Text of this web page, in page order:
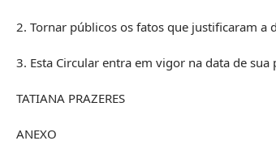
2. Tornar públicos os fatos que justificaram a
3. Esta Circular entra em vigor na data de
TATIANA PRAZERES
ANEXO